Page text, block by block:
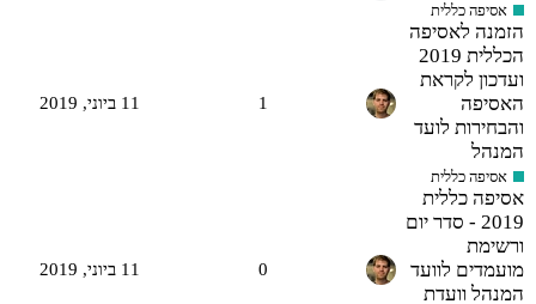
אסיפה כללית
הזמנה לאסיפה
הכללית 2019
ועדכון לקראת
האסיפה
והבחירות לועד
המנהל
אסיפה כללית
1 11 ביוני,‏ 2019
אסיפה כללית
2019 - סדר יום
ורשימת
מועמדים לוועד
המנהל וועדת
0 11 ביוני,‏ 2019